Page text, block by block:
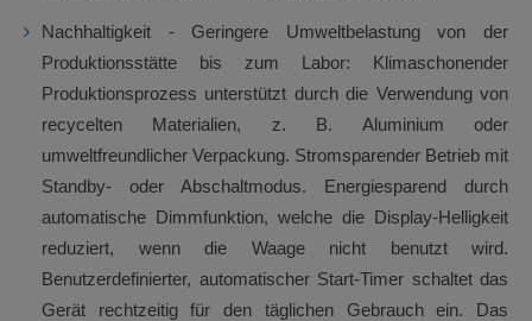
Nachhaltigkeit - Geringere Umweltbelastung von der
Produktionsstätte bis zum Labor: Klimaschonender
Produktionsprozess unterstützt durch die Verwendung von
recycelten Materialien, z. B. Aluminium oder
umweltfreundlicher Verpackung. Stromsparender Betrieb mit
Standby- oder Abschaltmodus. Energiesparend durch
automatische Dimmfunktion, welche die Display-Helligkeit
reduziert, wenn die Waage nicht benutzt wird.
Benutzerdefinierter, automatischer Start-Timer schaltet das
Gerät rechtzeitig für den täglichen Gebrauch ein. Das